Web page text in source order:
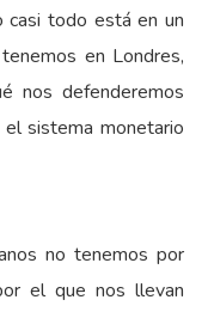
casi todo está en un
en Londres,
nos defenderemos
sistema monetario
no tenemos por
el que nos llevan